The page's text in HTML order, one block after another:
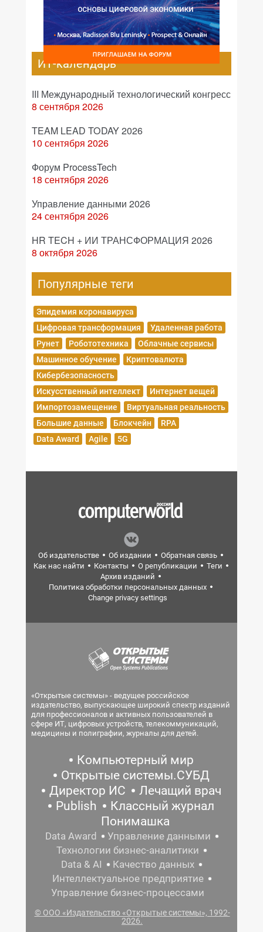
ИТ-календарь
III Международный технологический конгресс
8 сентября 2026
TEAM LEAD TODAY 2026
10 сентября 2026
Форум ProcessTech
18 сентября 2026
Управление данными 2026
24 сентября 2026
HR TECH + ИИ ТРАНСФОРМАЦИЯ 2026
8 октября 2026
Популярные теги
Эпидемия коронавируса
Цифровая трансформация
Удаленная работа
Рунет
Робототехника
Облачные сервисы
Машинное обучение
Криптовалюта
Кибербезопасность
Искусственный интеллект
Интернет вещей
Импортозамещение
Виртуальная реальность
Большие данные
Блокчейн
RPA
Data Award
Agile 5G
Об издательстве Об издании
Обратная связь
Как нас найти
Контакты О републикации
Теги
Архив изданий
Политика обработки персональных данных
Change privacy settings
«Открытые системы» - ведущее российское
издательство, выпускающее широкий спектр изданий
для профессионалов и активных пользователей в
сфере ИТ, цифровых устройств, телекоммуникаций,
медицины и полиграфии, журналы для детей.
Компьютерный мир
Открытые системы.СУБД
Директор ИС
Лечащий врач
Publish
Классный журнал
Понимашка
Data Award
Управление данными
Технологии бизнес-аналитики
Data & AI
Качество данных
Интеллектуальное предприятие
Управление бизнес-процессами
© ООО «Издательство «Открытые системы», 1992-
2026.